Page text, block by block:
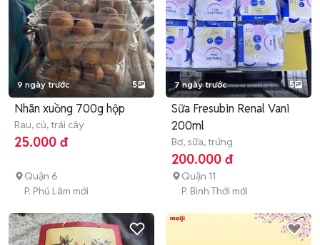
9 ngày trước 5
Nhãn xuồng 700g hộp
Rau, củ, trái cây
25.000 đ
Quận 6
P. Phú Lâm mới
7 ngày trước 5
Sữa Fresubin Renal Vani
200ml
Bơ, sữa, trứng
200.000 đ
Quận 11
P. Bình Thới mới